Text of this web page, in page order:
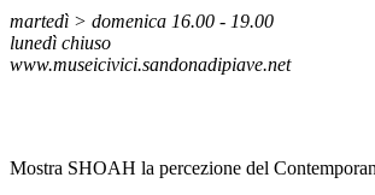
martedì > domenica 16.00 - 19.00
lunedì chiuso
www.museicivici.sandonadipiave.net
Mostra SHOAH la percezione del